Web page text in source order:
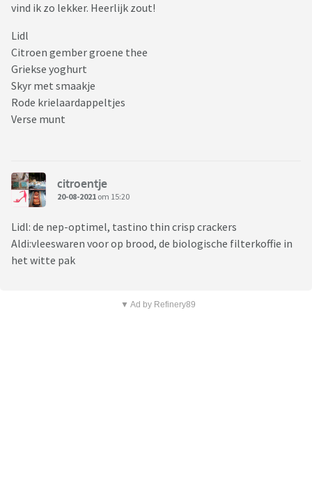
vind ik zo lekker. Heerlijk zout!
Lidl
Citroen gember groene thee
Griekse yoghurt
Skyr met smaakje
Rode krielaardappeltjes
Verse munt
citroentje
20-08-2021 om 15:20
Lidl: de nep-optimel, tastino thin crisp crackers
Aldi:vleeswaren voor op brood, de biologische filterkoffie in
het witte pak
▼ Ad by Refinery89